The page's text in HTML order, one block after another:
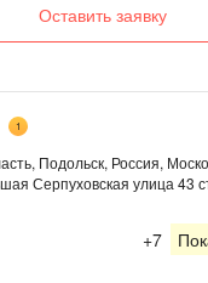
Оставить заявку
1
Подольск, Россия,
Серпуховская улица 43
+7